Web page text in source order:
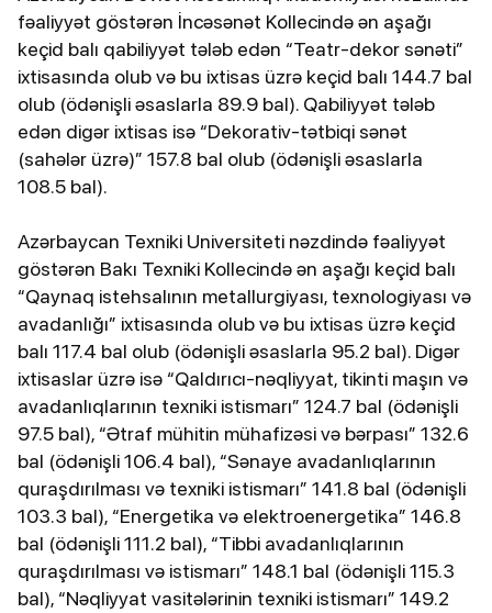
fəaliyyət göstərən İncəsənət Kollecində ən aşağı
keçid balı qabiliyyət tələb edən “Teatr-dekor sənəti”
ixtisasında olub və bu ixtisas üzrə keçid balı 144.7 bal
olub (ödənişli əsaslarla 89.9 bal). Qabiliyyət tələb
edən digər ixtisas isə “Dekorativ-tətbiqi sənət
(sahələr üzrə)” 157.8 bal olub (ödənişli əsaslarla
108.5 bal).
Azərbaycan Texniki Universiteti nəzdində fəaliyyət
göstərən Bakı Texniki Kollecində ən aşağı keçid balı
“Qaynaq istehsalının metallurgiyası, texnologiyası və
avadanlığı” ixtisasında olub və bu ixtisas üzrə keçid
balı 117.4 bal olub (ödənişli əsaslarla 95.2 bal). Digər
ixtisaslar üzrə isə “Qaldırıcı-nəqliyyat, tikinti maşın və
avadanlıqlarının texniki istismarı” 124.7 bal (ödənişli
97.5 bal), “Ətraf mühitin mühafizəsi və bərpası” 132.6
bal (ödənişli 106.4 bal), “Sənaye avadanlıqlarının
quraşdırılması və texniki istismarı” 141.8 bal (ödənişli
103.3 bal), “Energetika və elektroenergetika” 146.8
bal (ödənişli 111.2 bal), “Tibbi avadanlıqlarının
quraşdırılması və istismarı” 148.1 bal (ödənişli 115.3
bal), “Nəqliyyat vasitələrinin texniki istismarı” 149.2